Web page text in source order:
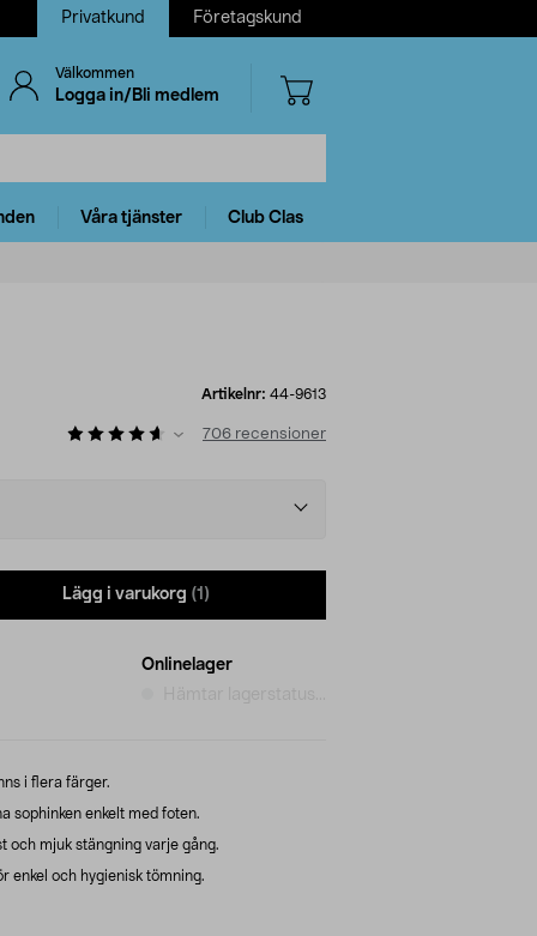
Privatkund Företagskund
Välkommen
Logga in/Bli medlem
Våra tjänster Club Clas
Artikelnr: 44-9613
706 recensioner
Lägg i varukorg (1)
Onlinelager
i flera färger.
sophinken enkelt med foten.
och mjuk stängning varje gång.
enkel och hygienisk tömning.